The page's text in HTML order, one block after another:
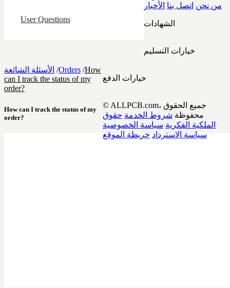
User Questions
الأسئلة الشائعة /Orders /How
can I track the status of my
order?
How can I track the status of my
order?
من نحن اتصل بنا الأخبار
الشهادات
خيارات التسليم
خيارات الدفع
© ALLPCB.com، جميع الحقوق
محفوظة شروط الخدمة حقوق
الملكية الفكرية سياسة الخصوصية
سياسة الاسترداد خريطة الموقع